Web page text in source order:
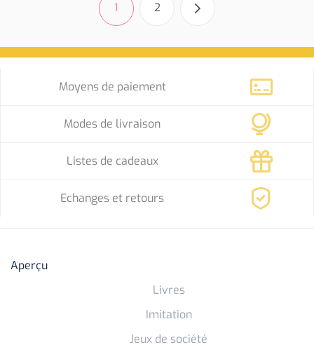
1 2
Moyens de paiement
Modes de livraison
Listes de cadeaux
Echanges et retours
Aperçu
Livres
Imitation
Jeux de société